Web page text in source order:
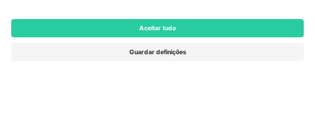
Newark, Delaware 19713, United
States
Engelberg, Switzerland